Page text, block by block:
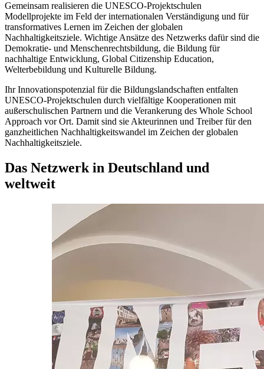
Gemeinsam realisieren die UNESCO-Projektschulen
Modellprojekte im Feld der internationalen Verständigung und für
transformatives Lernen im Zeichen der globalen
Nachhaltigkeitsziele. Wichtige Ansätze des Netzwerks dafür sind die
Demokratie- und Menschenrechtsbildung, die Bildung für
nachhaltige Entwicklung, Global Citizenship Education,
Welterbebildung und Kulturelle Bildung.
Ihr Innovationspotenzial für die Bildungslandschaften entfalten
UNESCO-Projektschulen durch vielfältige Kooperationen mit
außerschulischen Partnern und die Verankerung des Whole School
Approach vor Ort. Damit sind sie Akteurinnen und Treiber für den
ganzheitlichen Nachhaltigkeitswandel im Zeichen der globalen
Nachhaltigkeitsziele.
Das Netzwerk in Deutschland und
weltweit